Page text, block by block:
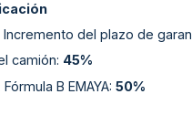
del plazo de
camión: 45%
B EMAYA: 50%